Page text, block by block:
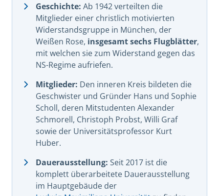
Geschichte: Ab 1942 verteilten die
Mitglieder einer christlich motivierten
Widerstandsgruppe in München, der
Weißen Rose, insgesamt sechs Flugblätter,
mit welchen sie zum Widerstand gegen das
NS-Regime aufriefen.
Mitglieder: Den inneren Kreis bildeten die
Geschwister und Gründer Hans und Sophie
Scholl, deren Mitstudenten Alexander
Schmorell, Christoph Probst, Willi Graf
sowie der Universitätsprofessor Kurt
Huber.
Dauerausstellung: Seit 2017 ist die
komplett überarbeitete Dauerausstellung
im Hauptgebäude der